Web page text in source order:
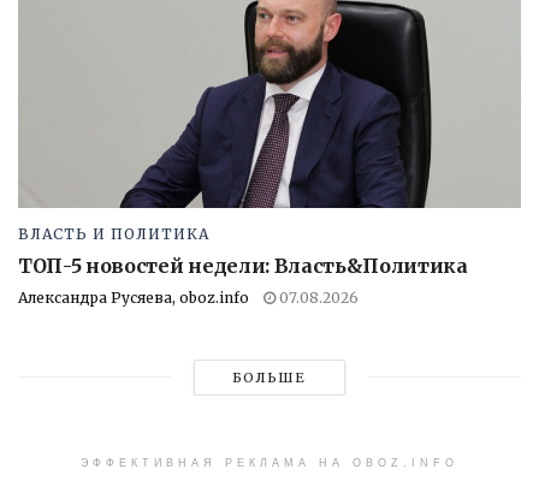
ВЛАСТЬ И ПОЛИТИКА
ТОП-5 новостей недели: Власть&Политика
Александра Русяева, oboz.info 07.08.2026
БОЛЬШЕ
ЭФФЕКТИВНАЯ РЕКЛАМА НА OBOZ.INFO